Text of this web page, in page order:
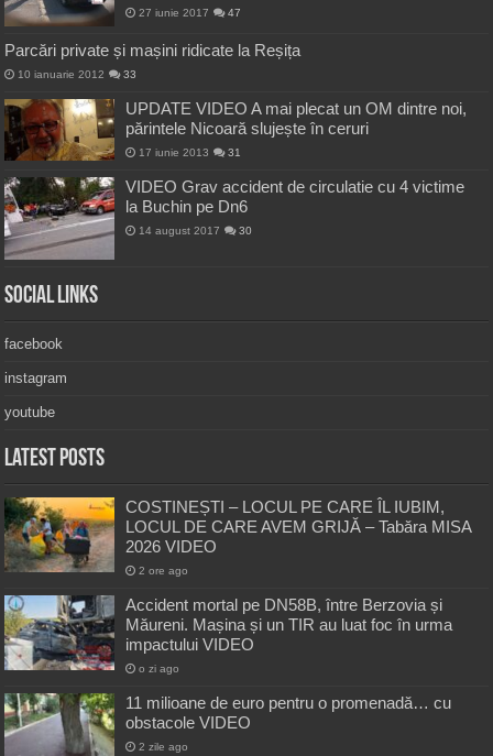
27 iunie 2017 47
Parcări private și mașini ridicate la Reșița
10 ianuarie 2012 33
UPDATE VIDEO A mai plecat un OM dintre noi,
părintele Nicoară slujește în ceruri
17 iunie 2013 31
VIDEO Grav accident de circulatie cu 4 victime
la Buchin pe Dn6
14 august 2017 30
Social Links
facebook
instagram
youtube
Latest Posts
COSTINEȘTI – LOCUL PE CARE ÎL IUBIM,
LOCUL DE CARE AVEM GRIJĂ – Tabăra MISA
2026 VIDEO
2 ore ago
Accident mortal pe DN58B, între Berzovia și
Măureni. Mașina și un TIR au luat foc în urma
impactului VIDEO
o zi ago
11 milioane de euro pentru o promenadă… cu
obstacole VIDEO
2 zile ago